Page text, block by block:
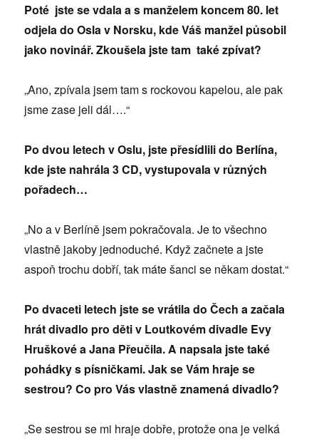
Poté jste se vdala a s manželem koncem 80. let
odjela do Osla v Norsku, kde Váš manžel působil
jako novinář. Zkoušela jste tam také zpívat?
„Ano, zpívala jsem tam s rockovou kapelou, ale pak
jsme zase jeli dál….“
Po dvou letech v Oslu, jste přesídlili do Berlína,
kde jste nahrála 3 CD, vystupovala v různých
pořadech…
„No a v Berlíně jsem pokračovala. Je to všechno
vlastně jakoby jednoduché. Když začnete a jste
aspoň trochu dobří, tak máte šanci se někam dostat.“
Po dvaceti letech jste se vrátila do Čech a začala
hrát divadlo pro děti v Loutkovém divadle Evy
Hruškové a Jana Přeučila. A napsala jste také
pohádky s písničkami. Jak se Vám hraje se
sestrou? Co pro Vás vlastně znamená divadlo?
„Se sestrou se mi hraje dobře, protože ona je velká